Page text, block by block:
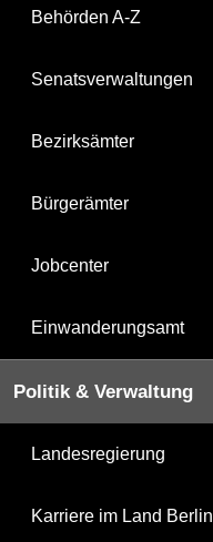
Behörden A-Z
Senatsverwaltungen
Bezirksämter
Bürgerämter
Jobcenter
Einwanderungsamt
Politik & Verwaltung
Landesregierung
Karriere im Land Berlin